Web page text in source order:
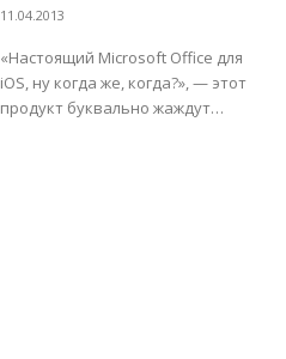
позволяющего иметь доступ к...
в 2014 году
11.04.2013
«Настоящий Microsoft Office для
iOS, ну когда же, когда?», — этот
продукт буквально жаждут